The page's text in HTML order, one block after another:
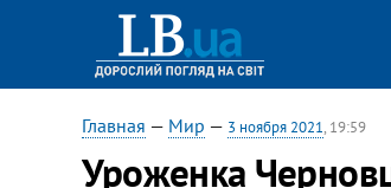
Главная — Мир — 3 ноября 2021, 19:59
Уроженка